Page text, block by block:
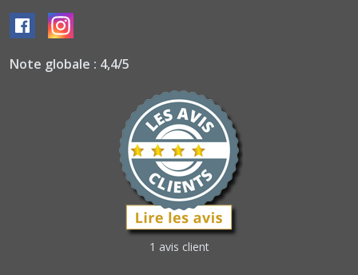
Note globale : 4,4/5
1 avis client